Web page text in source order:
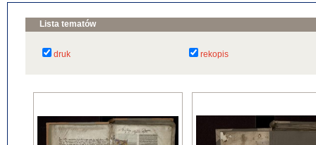
Lista tematów
druk rekopis